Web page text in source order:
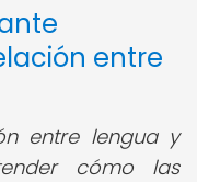
entre
entre lengua y
cómo las